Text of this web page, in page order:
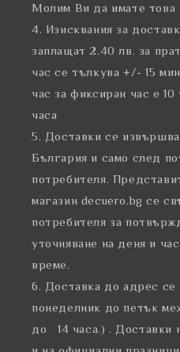
Молим Ви да имате това
Изисквания за
заплащат 2.40 лв. за
час се тълкува +/- 15
час за фиксиран час е 10
часа
Доставки се
България и само след
потребителя.
магазин decuero.bg се
потребителя за
уточняване на деня и
време.
Доставка до адрес
понеделник до петък
до 14 часа.) . Доставки